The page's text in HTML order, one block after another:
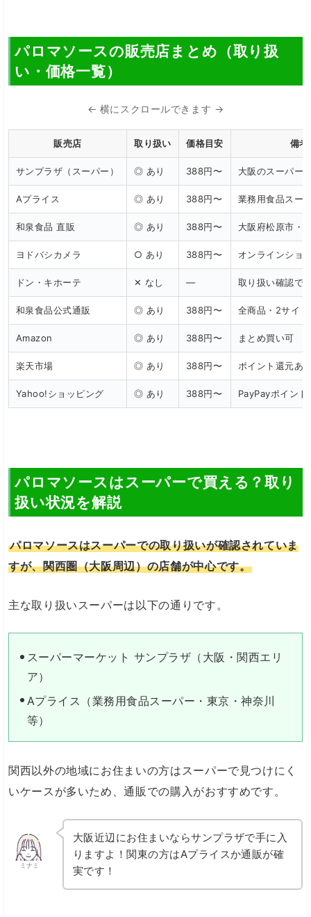
パロマソースの販売店まとめ（取り扱
い・価格一覧）
← 横にスクロールできます →
販売店 取り扱い 価格目安 備考
サンプラザ（スーパー） ◎ あり 388円〜 大阪のスーパー
Aプライス ◎ あり 388円〜 業務用食品スー
和泉食品 直販 ◎ あり 388円〜 大阪府松原市・
ヨドバシカメラ ○ あり 388円〜 オンラインショ
ドン・キホーテ ✕ なし — 取り扱い確認で
和泉食品公式通販 ◎ あり 388円〜 全商品・2サイ
Amazon ◎ あり 388円〜 まとめ買い可
楽天市場 ◎ あり 388円〜 ポイント還元あ
Yahoo!ショッピング ◎ あり 388円〜 PayPayポイント
パロマソースはスーパーで買える？取り
扱い状況を解説
パロマソースはスーパーでの取り扱いが確認されていま
すが、関西圏（大阪周辺）の店舗が中心です。
主な取り扱いスーパーは以下の通りです。
スーパーマーケット サンプラザ（大阪・関西エリ
ア）
Aプライス（業務用食品スーパー・東京・神奈川
等）
関西以外の地域にお住まいの方はスーパーで見つけにく
いケースが多いため、通販での購入がおすすめです。
ミナミ
大阪近辺にお住まいならサンプラザで手に入
りますよ！関東の方はAプライスか通販が確
実です！